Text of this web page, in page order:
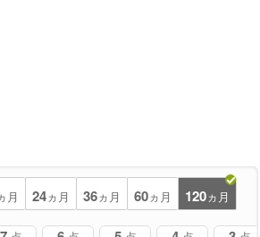
月 24ヵ月 36ヵ月 60ヵ月 120ヵ月